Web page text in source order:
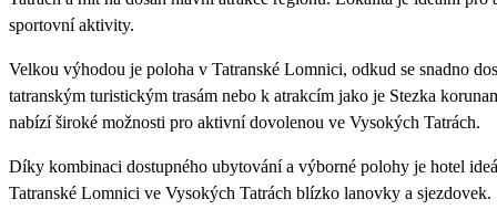
sportovní aktivity.
Velkou výhodou je poloha v Tatranské Lomnici, odkud se snadno
tatranským turistickým trasám nebo k atrakcím jako je Stezka
nabízí široké možnosti pro aktivní dovolenou ve Vysokých Tatrách.
Díky kombinaci dostupného ubytování a výborné polohy je hotel
Tatranské Lomnici ve Vysokých Tatrách blízko lanovky a sjezdovek.